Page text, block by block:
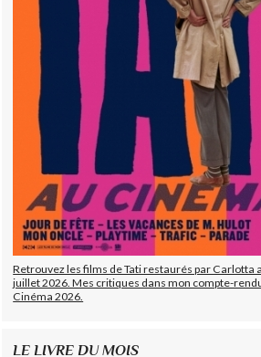
Retrouvez les films de Tati restaurés par Carlotta
juillet 2026. Mes critiques dans mon compte-
Cinéma 2026.
LE LIVRE DU MOIS